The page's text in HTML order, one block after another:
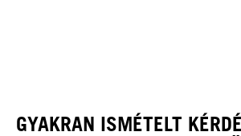
GYAKRAN ISMÉTELT